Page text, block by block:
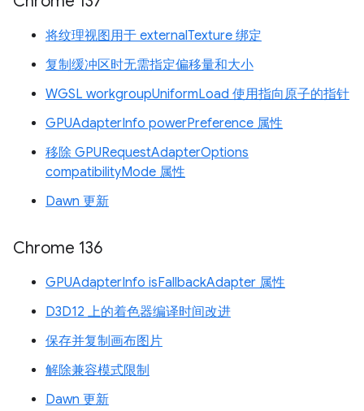
将纹理视图用于 externalTexture 绑定
复制缓冲区时无需指定偏移量和大小
WGSL workgroupUniformLoad 使用指向原子的指针
GPUAdapterInfo powerPreference 属性
移除 GPURequestAdapterOptions
compatibilityMode 属性
Dawn 更新
Chrome 136
GPUAdapterInfo isFallbackAdapter 属性
D3D12 上的着色器编译时间改进
保存并复制画布图片
解除兼容模式限制
Dawn 更新